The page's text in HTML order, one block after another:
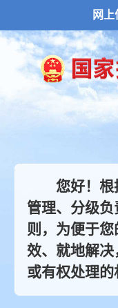
网
您好！
管理、分级
则，为便于
效、就地解
或有权处理的